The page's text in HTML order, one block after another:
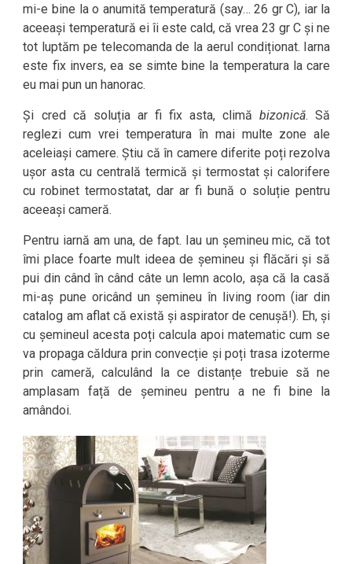
mi-e bine la o anumită temperatură (say… 26 gr C), iar la
aceeași temperatură ei îi este cald, că vrea 23 gr C și ne
tot luptăm pe telecomanda de la aerul condiționat. Iarna
este fix invers, ea se simte bine la temperatura la care
eu mai pun un hanorac.
Și cred că soluția ar fi fix asta, climăbizonică. Să
reglezi cum vrei temperatura în mai multe zone ale
aceleiași camere. Știu că în camere diferite poți rezolva
ușor asta cu centrală termică și termostat și calorifere
cu robinet termostatat, dar ar fi bună o soluție pentru
aceeași cameră.
Pentru iarnă am una, de fapt. Iau un șemineu mic, că tot
îmi place foarte mult ideea de șemineu și flăcări și să
pui din când în când câte un lemn acolo, așa că la casă
mi-aș pune oricând un șemineu în living room (iar din
catalog am aflat că există și aspirator de cenușă!). Eh, și
cu șemineul acesta poți calcula apoi matematic cum se
va propaga căldura prin convecție și poți trasa izoterme
prin cameră, calculând la ce distanțe trebuie să ne
amplasam față de șemineu pentru a ne fi bine la
amândoi.